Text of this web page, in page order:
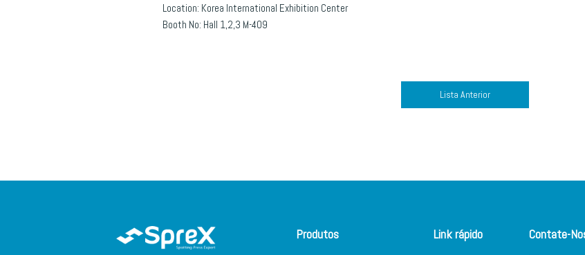
Location: Korea International Exhibition Center
Booth No: Hall 1,2,3 M-409
Lista Anterior
Produtos Link rápido Contate-